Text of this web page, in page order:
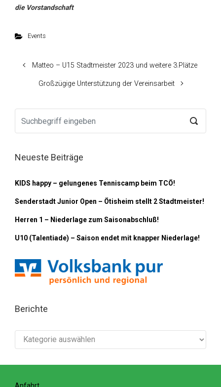
die Vorstandschaft
Events
Matteo – U15 Stadtmeister 2023 und weitere 3.Plätze
Großzügige Unterstützung der Vereinsarbeit
Neueste Beiträge
KIDS happy – gelungenes Tenniscamp beim TCÖ!
Senderstadt Junior Open – Ötisheim stellt 2 Stadtmeister!
Herren 1 – Niederlage zum Saisonabschluß!
U10 (Talentiade) – Saison endet mit knapper Niederlage!
Berichte
Berichte